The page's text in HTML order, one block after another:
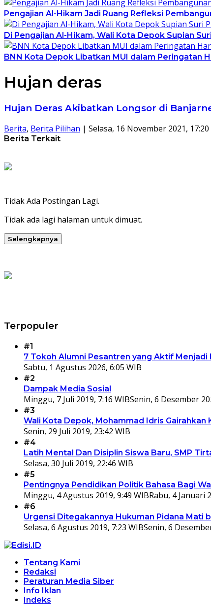
Pengajian Al-Hikam Jadi Ruang Refleksi
Di Pengajian Al-Hikam, Wali Kota Depok Supian
BNN Kota Depok Libatkan MUI dalam Peringatan
Hujan deras
Hujan Deras Akibatkan Longsor di
Berita, Berita Pilihan | Selasa, 16 November 2021, 17:20
Berita Terkait
Tidak Ada Postingan Lagi.
Tidak ada lagi halaman untuk dimuat.
Selengkapnya
Terpopuler
#1
7 Tokoh Alumni Pesantren yang Aktif
Sabtu, 1 Agustus 2026, 6:05 WIB
#2
Dampak Media Sosial
Minggu, 7 Juli 2019, 7:16 WIBSenin, 6 Desember
#3
Wali Kota Depok, Mohammad Idris Gairahkan
Senin, 29 Juli 2019, 23:42 WIB
#4
Latih Mental Dan Disiplin Siswa Baru, SMP
Selasa, 30 Juli 2019, 22:46 WIB
#5
Pentingnya Pendidikan Politik Bahasa Bagi
Minggu, 4 Agustus 2019, 9:49 WIBRabu, 4 Januari
#6
Urgensi Ditegakannya Hukuman Pidana Mati
Selasa, 6 Agustus 2019, 7:23 WIBSenin, 6
Tentang Kami
Redaksi
Peraturan Media Siber
Info Iklan
Indeks